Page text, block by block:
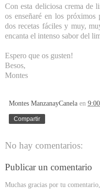
Con esta deliciosa crema de
os enseñaré en los próximos
dos recetas fáciles y muy,
encanta el intenso sabor del
Espero que os gusten!
Besos,
Montes
Montes ManzanayCanela en 9:00
Compartir
No hay comentarios:
Publicar un comentario
Muchas gracias por tu